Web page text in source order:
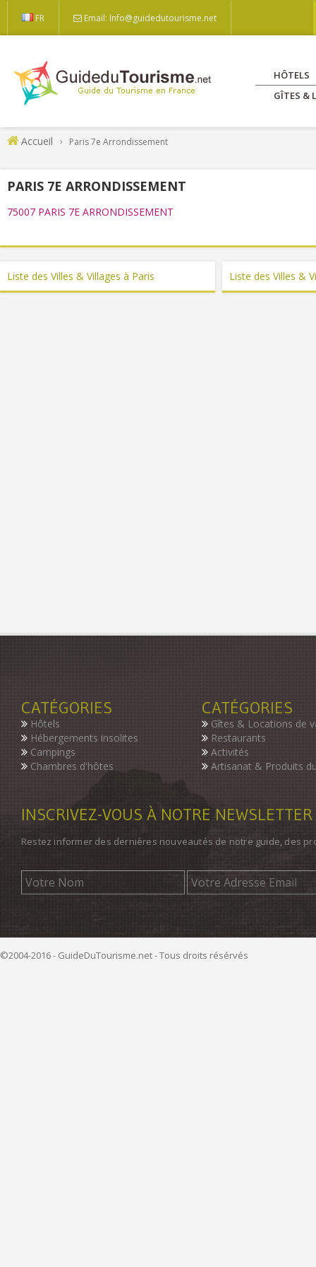
FR Email: Info@guidedutourisme.net
HÔTELS
GÎTES &
Accueil Paris 7e Arrondissement
PARIS 7E ARRONDISSEMENT
75007 PARIS 7E ARRONDISSEMENT
Liste des Villes & Villages à Paris Liste des Villes &
CATÉGORIES
Hôtels
Hébergements insolites
Campings
Chambres d'hôtes
CATÉGORIES
Gîtes & Locations de
Restaurants
Activités
Artisanat & Produits
INSCRIVEZ-VOUS À NOTRE NEWSLETTER
Restez informer des dernières nouveautés de notre guide, des
©2004-2016 - GuideDuTourisme.net - Tous droits résérvés